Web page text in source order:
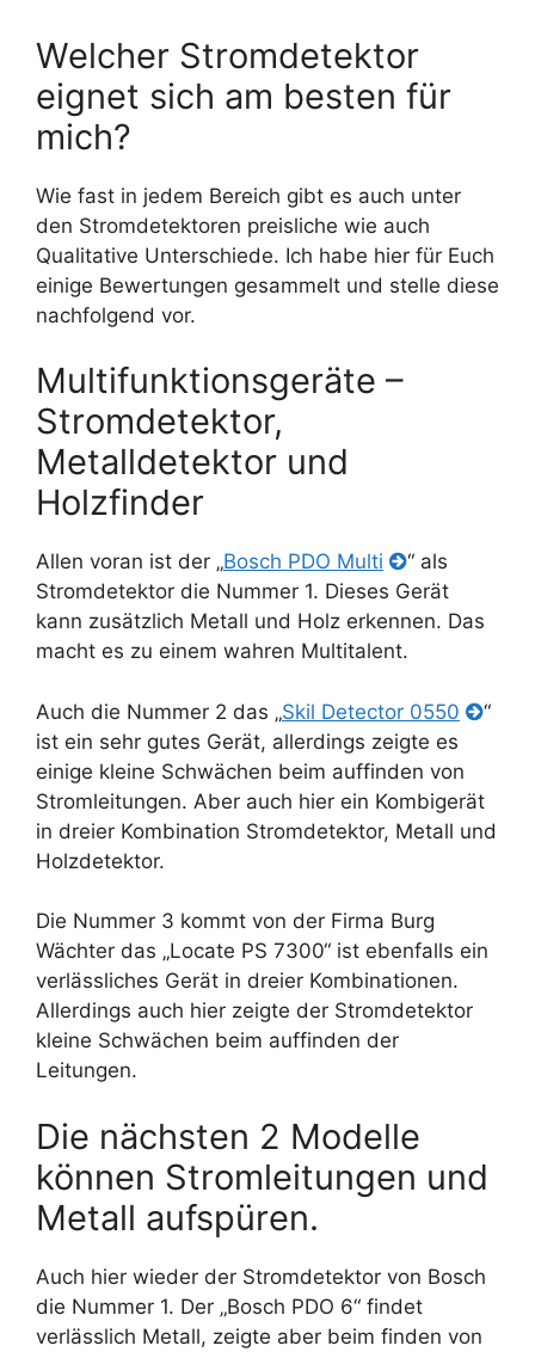
Welcher Stromdetektor
eignet sich am besten für
mich?
Wie fast in jedem Bereich gibt es auch unter
den Stromdetektoren preisliche wie auch
Qualitative Unterschiede. Ich habe hier für Euch
einige Bewertungen gesammelt und stelle diese
nachfolgend vor.
Multifunktionsgeräte –
Stromdetektor,
Metalldetektor und
Holzfinder
Allen voran ist der „Bosch PDO Multi
“ als
Stromdetektor die Nummer 1. Dieses Gerät
kann zusätzlich Metall und Holz erkennen. Das
macht es zu einem wahren Multitalent.
Auch die Nummer 2 das „Skil Detector 0550
“
ist ein sehr gutes Gerät, allerdings zeigte es
einige kleine Schwächen beim auffinden von
Stromleitungen. Aber auch hier ein Kombigerät
in dreier Kombination Stromdetektor, Metall und
Holzdetektor.
Die Nummer 3 kommt von der Firma Burg
Wächter das „Locate PS 7300“ ist ebenfalls ein
verlässliches Gerät in dreier Kombinationen.
Allerdings auch hier zeigte der Stromdetektor
kleine Schwächen beim auffinden der
Leitungen.
Die nächsten 2 Modelle
können Stromleitungen und
Metall aufspüren.
Auch hier wieder der Stromdetektor von Bosch
die Nummer 1. Der „Bosch PDO 6“ findet
verlässlich Metall, zeigte aber beim finden von